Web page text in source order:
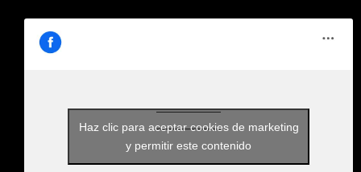
Haz clic para aceptar cookies de marketing
y permitir este contenido